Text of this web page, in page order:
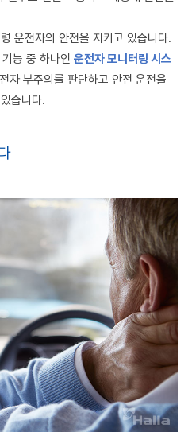
운전자의 안전을 지키고 있습니다.
기능 중 하나인 운전자 모니터링 시스
자 부주의를 판단하고 안전 운전을
습니다.